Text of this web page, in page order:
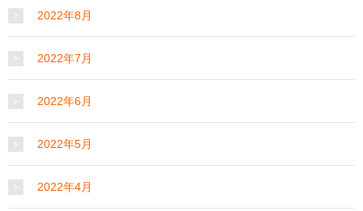
2022年8月
2022年7月
2022年6月
2022年5月
2022年4月